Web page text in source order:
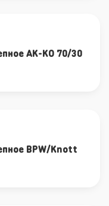
AK-KO 70/30
BPW/Knott